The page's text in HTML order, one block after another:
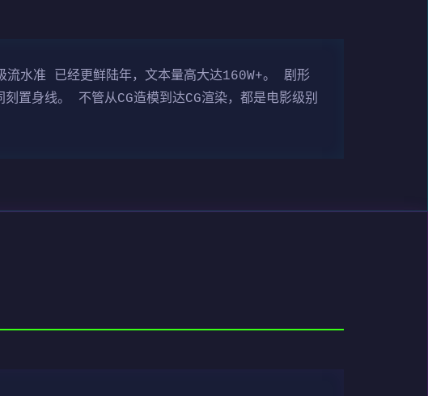
水准 已经更鲜陆年，文本量高大达160W+。 剧形
置身线。 不管从CG造模到达CG渲染，都是电影级别